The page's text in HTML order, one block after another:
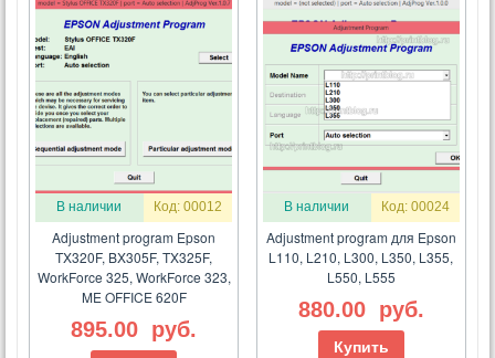
В наличии Код: 00012
Adjustment program Epson
TX320F, BX305F, TX325F,
WorkForce 325, WorkForce 323,
ME OFFICE 620F
895.00 руб.
В наличии Код: 00024
Adjustment program для Epson
L110, L210, L300, L350, L355,
L550, L555
880.00 руб.
Купить